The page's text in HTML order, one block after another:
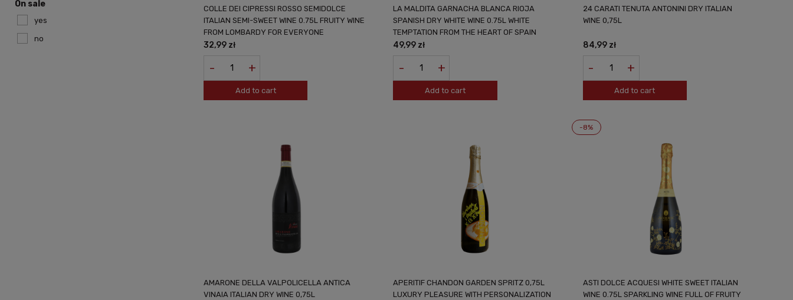
On sale
yes
no
COLLE DEI CIPRESSI ROSSO SEMIDOLCE
ITALIAN SEMI-SWEET WINE 0.75L FRUITY WINE
FROM LOMBARDY FOR EVERYONE
32,99 zł
- +
Add to cart
LA MALDITA GARNACHA BLANCA RIOJA
SPANISH DRY WHITE WINE 0.75L WHITE
TEMPTATION FROM THE HEART OF SPAIN
49,99 zł
- +
Add to cart
24 CARATI TENUTA ANTONINI DRY ITALIAN
WINE 0,75L
84,99 zł
- +
Add to cart
AMARONE DELLA VALPOLICELLA ANTICA
VINAIA ITALIAN DRY WINE 0,75L
APERITIF CHANDON GARDEN SPRITZ 0,75L
LUXURY PLEASURE WITH PERSONALIZATION
ASTI DOLCE ACQUESI WHITE SWEET ITALIAN
WINE 0.75L SPARKLING WINE FULL OF FRUITY
-8%